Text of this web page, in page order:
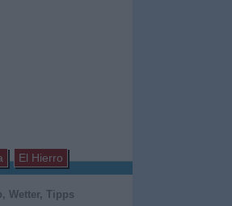
El Hierro
Wetter, Tipps